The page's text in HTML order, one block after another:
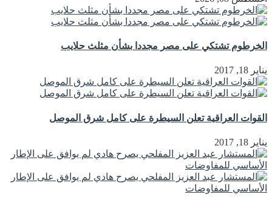
الخرطوم تشتكي على مصر مجددا بشأن مثلث حلايب
يناير 18, 2017
القوات العراقية تعلن السيطرة على كامل شرق الموصل
يناير 18, 2017